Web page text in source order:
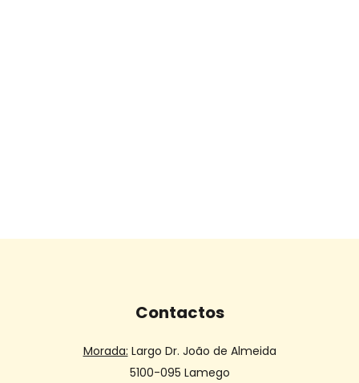
Contactos
Morada: Largo Dr. João de Almeida
5100-095 Lamego